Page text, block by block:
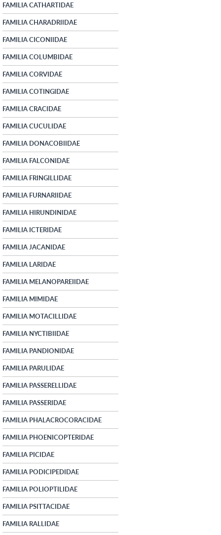
FAMILIA CATHARTIDAE
FAMILIA CHARADRIIDAE
FAMILIA CICONIIDAE
FAMILIA COLUMBIDAE
FAMILIA CORVIDAE
FAMILIA COTINGIDAE
FAMILIA CRACIDAE
FAMILIA CUCULIDAE
FAMILIA DONACOBIIDAE
FAMILIA FALCONIDAE
FAMILIA FRINGILLIDAE
FAMILIA FURNARIIDAE
FAMILIA HIRUNDINIDAE
FAMILIA ICTERIDAE
FAMILIA JACANIDAE
FAMILIA LARIDAE
FAMILIA MELANOPAREIIDAE
FAMILIA MIMIDAE
FAMILIA MOTACILLIDAE
FAMILIA NYCTIBIIDAE
FAMILIA PANDIONIDAE
FAMILIA PARULIDAE
FAMILIA PASSERELLIDAE
FAMILIA PASSERIDAE
FAMILIA PHALACROCORACIDAE
FAMILIA PHOENICOPTERIDAE
FAMILIA PICIDAE
FAMILIA PODICIPEDIDAE
FAMILIA POLIOPTILIDAE
FAMILIA PSITTACIDAE
FAMILIA RALLIDAE